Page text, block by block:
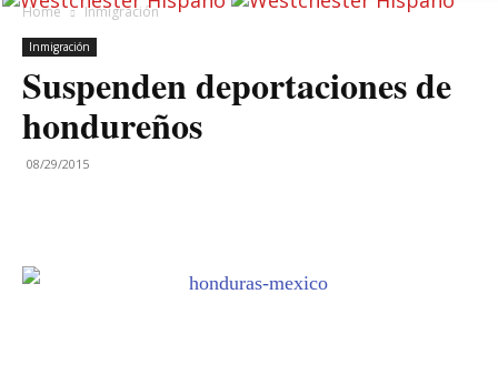
Home Inmigración
Inmigración
Suspenden deportaciones de
hondureños
08/29/2015